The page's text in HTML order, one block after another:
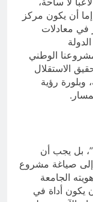
أن يكون مركز
في معادلات
الوطني
الاستقلال
وبلورة رؤية
بل يجب أن
إلى صياغة مشروع
الجامعة
يكون أداة في